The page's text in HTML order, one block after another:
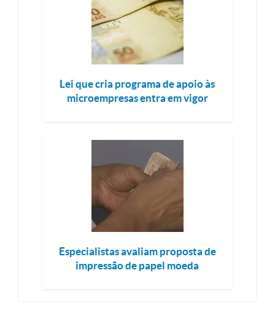
Lei que cria programa de apoio às
microempresas entra em vigor
Especialistas avaliam proposta de
impressão de papel moeda